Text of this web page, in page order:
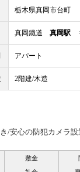
栃木県真岡市台町
真岡鐵道 真岡駅
アパート
2階建/木造
/安心の防犯カメラ
敷金